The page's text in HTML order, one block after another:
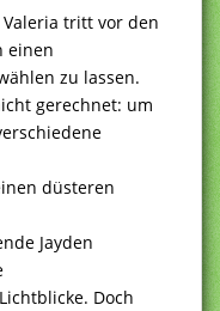
tritt vor den
einen
zu lassen.
gerechnet: um
düsteren
Jayden
Doch